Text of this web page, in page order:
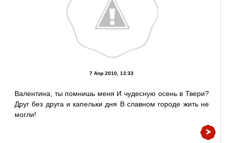
7 Апр 2010, 13:33
Валентина, ты помнишь меня И чудесную осень в Твери?
Друг без друга и капельки дня В славном городе жить не
могли!